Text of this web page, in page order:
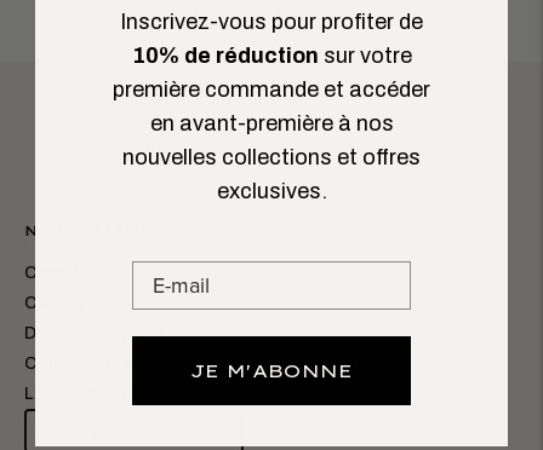
NAVIGATION
Compte
Contact
Devenir revendeur
Conditions Générales de Vente
Livraison et retours
Inscrivez-vous pour profiter de
10% de réduction sur votre
première commande et accéder
en avant-première à nos
nouvelles collections et offres
exclusives.
JE M'ABONNE